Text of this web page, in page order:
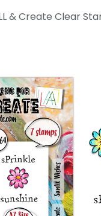
& Create Clear